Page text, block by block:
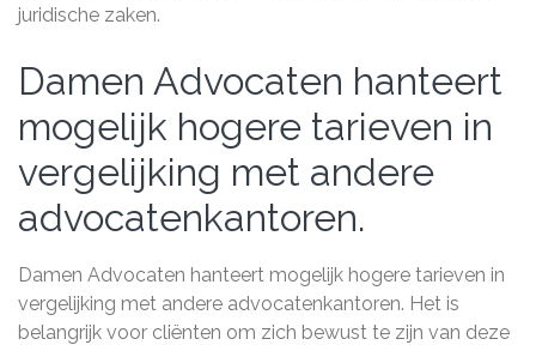
juridische zaken.
Damen Advocaten hanteert
mogelijk hogere tarieven in
vergelijking met andere
advocatenkantoren.
Damen Advocaten hanteert mogelijk hogere tarieven in
vergelijking met andere advocatenkantoren. Het is
belangrijk voor cliënten om zich bewust te zijn van deze